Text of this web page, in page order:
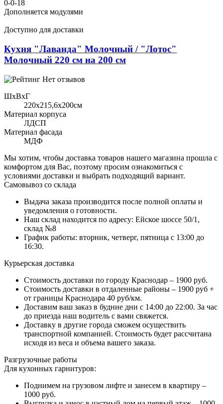
0-0-18
Дополняется модулями
Доступно для доставки
Кухня "Лаванда" Молочный / "Лотос"
Молочный 220 см на 200 см
Нет отзывов
ШхВхГ
220x215,6х200см
Материал корпуса
ЛДСП
Материал фасада
МДФ
Мы хотим, чтобы доставка товаров нашего магазина прошла с
комфортом для Вас, поэтому просим ознакомиться с
условиями доставки и выбрать подходящий вариант.
Самовывоз со склада
Выдача заказа производится после полной оплаты и
уведомления о готовности.
Наш склад находится по адресу: Ейское шоссе 50/1,
склад №8
График работы: вторник, четверг, пятница с 13:00 до
16:30.
Курьерская доставка
Стоимость доставки по городу Краснодар – 1900 руб.
Стоимость доставки в отдаленные районы – 1900 руб +
от границы Краснодара 40 руб/км.
Доставим ваш заказ в будние дни с 14:00 до 22:00. За час
до приезда наш водитель с вами свяжется.
Доставку в другие города сможем осуществить
транспортной компанией. Стоимость будет рассчитана
исходя из веса и объема вашего заказа.
Разгрузочные работы
Для кухонных гарнитуров:
Поднимем на грузовом лифте и занесем в квартиру –
1000 руб.